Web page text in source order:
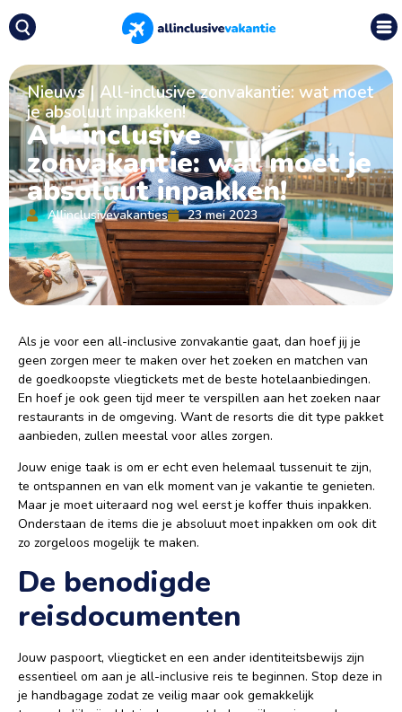
Nieuws| All-inclusive zonvakantie: wat moet
je absoluut inpakken!
All-inclusive
zonvakantie: wat moet je
absoluut inpakken!
Allinclusivevakanties 23 mei 2023
Als je voor een all-inclusive zonvakantie gaat, dan hoef jij je
geen zorgen meer te maken over het zoeken en matchen van
de goedkoopste vliegtickets met de beste hotelaanbiedingen.
En hoef je ook geen tijd meer te verspillen aan het zoeken naar
restaurants in de omgeving. Want de resorts die dit type pakket
aanbieden, zullen meestal voor alles zorgen.
Jouw enige taak is om er echt even helemaal tussenuit te zijn,
te ontspannen en van elk moment van je vakantie te genieten.
Maar je moet uiteraard nog wel eerst je koffer thuis inpakken.
Onderstaan de items die je absoluut moet inpakken om ook dit
zo zorgeloos mogelijk te maken.
De benodigde
reisdocumenten
Jouw paspoort, vliegticket en een ander identiteitsbewijs zijn
essentieel om aan je all-inclusive reis te beginnen. Stop deze in
je handbagage zodat ze veilig maar ook gemakkelijk